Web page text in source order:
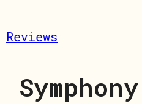
Reviews